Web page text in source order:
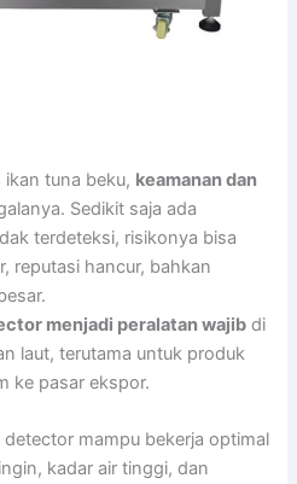
tuna beku, keamanan dan
Sedikit saja ada
terdeteksi, risikonya bisa
reputasi hancur, bahkan
menjadi peralatan wajib di
laut, terutama untuk produk
ke pasar ekspor.
mampu bekerja optimal
kadar air tinggi, dan